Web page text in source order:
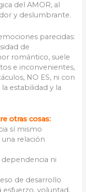
del AMOR, al
y deslumbrante.
parecidas:
de
romántico, suele
e inconvenientes,
NO ES, ni con
estabilidad y la
otras cosas:
sí mismo
relación
ni
de desarrollo
voluntad,